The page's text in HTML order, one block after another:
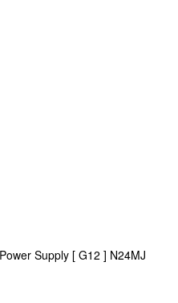
Supply [ G12 ] N24MJ